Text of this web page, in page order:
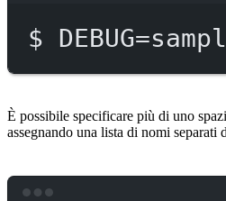
$
È possibile specificare più di uno
assegnando una lista di nomi separati